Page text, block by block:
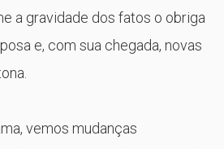
a gravidade dos fatos o obriga
e, com sua chegada, novas
vemos mudanças